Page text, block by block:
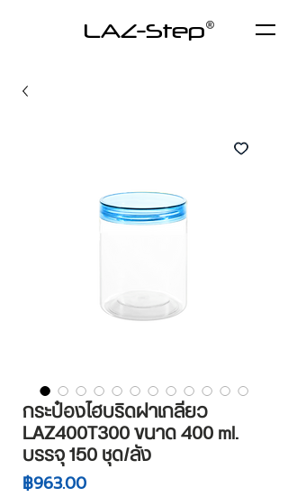
LAZ-Step
กระป๋องไฮบริดฝาเกลียว
LAZ400T300 ขนาด 400 ml.
บรรจุ 150 ชุด/ลัง
฿963.00ราคา